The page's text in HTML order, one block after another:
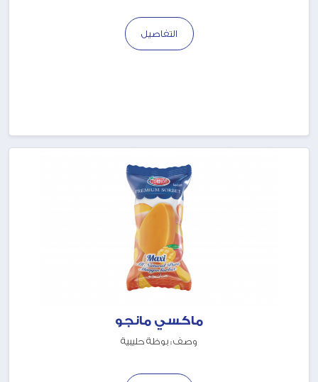
التفاصيل
ماكسي مانجو
وصف : بوظة حليبية